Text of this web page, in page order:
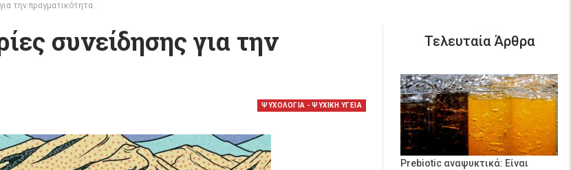
την πραγματικότητα
συνείδησης για την
ΨΥΧΟΛΟΓΙΑ - ΨΥΧΙΚΗ ΥΓΕΙΑ
Τελευταία Άρθρα
Prebiotic αναψυκτικά: Είναι